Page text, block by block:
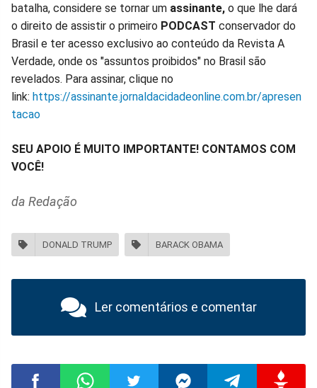
batalha, considere se tornar um assinante, o que lhe dará
o direito de assistir o primeiro PODCAST conservador do
Brasil e ter acesso exclusivo ao conteúdo da Revista A
Verdade, onde os "assuntos proibidos" no Brasil são
revelados. Para assinar, clique no
link: https://assinante.jornaldacidadeonline.com.br/apresen
tacao
SEU APOIO É MUITO IMPORTANTE! CONTAMOS COM
VOCÊ!
da Redação
DONALD TRUMP BARACK OBAMA
Ler comentários e comentar